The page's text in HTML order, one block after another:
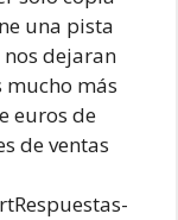
una pista
dejaran
mucho más
euros de
de ventas